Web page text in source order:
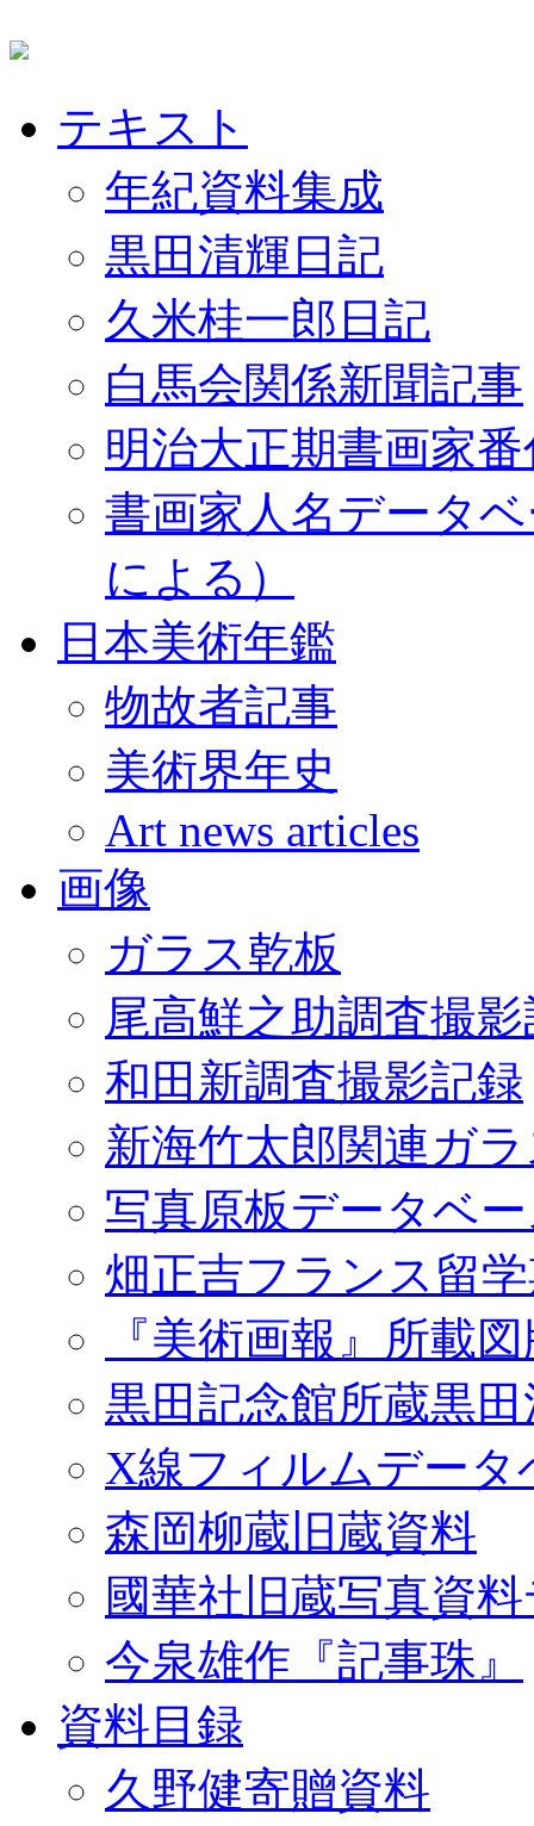
テキスト
年紀資料集成
黒田清輝日記
久米桂一郎日記
白馬会関係新聞記事
明治大正期書画家
書画家人名データ
による）
日本美術年鑑
物故者記事
美術界年史
Art news articles
画像
ガラス乾板
尾高鮮之助調査撮
和田新調査撮影記録
新海竹太郎関連ガ
写真原板データベ
畑正吉フランス留
『美術画報』所載
黒田記念館所蔵黒
X線フィルムデータ
森岡柳蔵旧蔵資料
國華社旧蔵写真資
今泉雄作『記事珠』
資料目録
久野健寄贈資料